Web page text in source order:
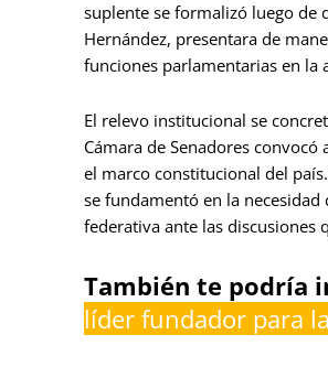
suplente se formalizó luego de
Hernández, presentara de
funciones parlamentarias en la
El relevo institucional se
Cámara de Senadores
el marco constitucional del
se fundamentó en la
federativa ante las discusiones
También te podría
líder fundador para